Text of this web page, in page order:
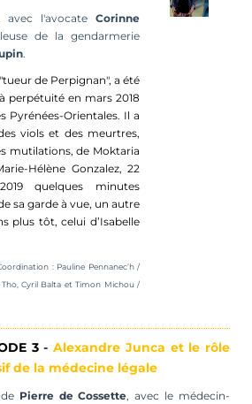
avec l'avocateCorinne
de la gendarmerie
.
de Perpignan", a été
perpétuité en mars 2018
Pyrénées-Orientales. Il a
viols et des meurtres,
mutilations, de Moktaria
Hélène Gonzalez, 22
quelques minutes
sa garde à vue, un autre
plus tôt, celui d’Isabelle
: Pauline Pennanec’h /
Tho,Cyril Balta et Timon Michou/
3-Alexandre Junca et le rôle
de la médecine légale
Pierre de Cossette, avec le médecin-